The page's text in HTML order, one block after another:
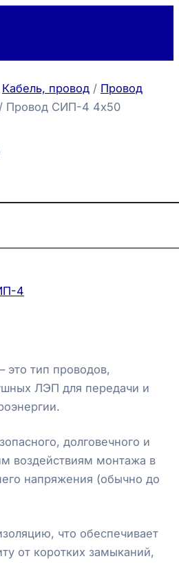
Кабель, провод / Провод
/ Провод СИП-4 4х50
4
тип проводов,
ЛЭП для передачи и
долговечного и
воздействиям монтажа в
напряжения (обычно до
что обеспечивает
от коротких замыканий,